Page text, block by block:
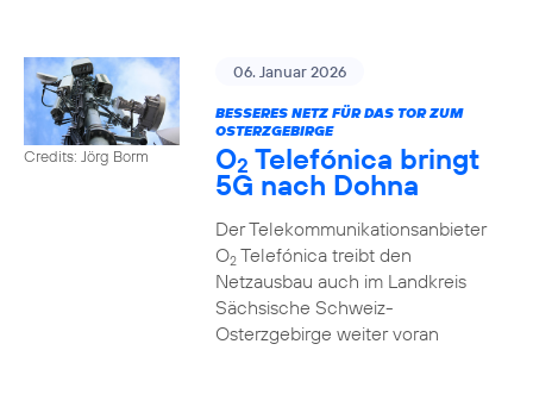
Credits: Jörg Borm
06. Januar 2026
BESSERES NETZ FÜR DAS TOR ZUM
OSTERZGEBIRGE
O2 Telefónica bringt
5G nach Dohna
Der Telekommunikationsanbieter
O2Telefónica treibt den
Netzausbau auch im Landkreis
Sächsische Schweiz-
Osterzgebirge weiter voran